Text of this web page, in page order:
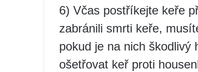
6) Včas postříkejte keře
zabránili smrti keře,
pokud je na nich škodlivý
ošetřovat keř proti